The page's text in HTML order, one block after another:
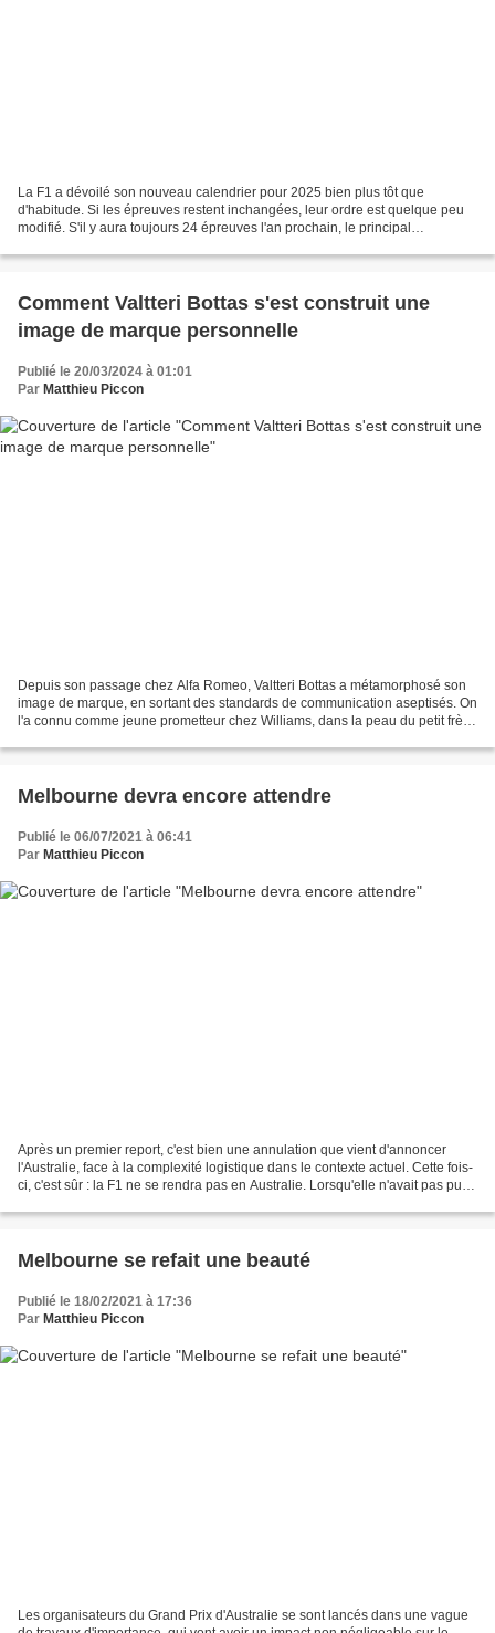
La F1 a dévoilé son nouveau calendrier pour 2025 bien plus tôt que
d'habitude. Si les épreuves restent inchangées, leur ordre est quelque peu
modifié. S'il y aura toujours 24 épreuves l'an prochain, le principal
Comment Valtteri Bottas s'est construit une
image de marque personnelle
Publié le 20/03/2024 à 01:01
Par Matthieu Piccon
Depuis son passage chez Alfa Romeo, Valtteri Bottas a métamorphosé son
image de marque, en sortant des standards de communication aseptisés. On
l'a connu comme jeune prometteur chez Williams, dans la peau du petit frère
Melbourne devra encore attendre
Publié le 06/07/2021 à 06:41
Par Matthieu Piccon
Après un premier report, c'est bien une annulation que vient d'annoncer
l'Australie, face à la complexité logistique dans le contexte actuel. Cette fois-
ci, c'est sûr : la F1 ne se rendra pas en Australie. Lorsqu'elle n'avait pas pu
Melbourne se refait une beauté
Publié le 18/02/2021 à 17:36
Par Matthieu Piccon
Les organisateurs du Grand Prix d'Australie se sont lancés dans une vague